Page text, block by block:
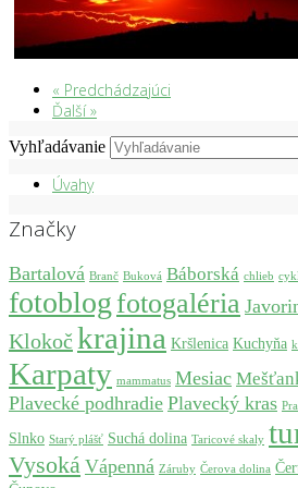
« Predchádzajúci
Ďalší »
Vyhľadávanie
Úvahy
Značky
Bartalová Branč Buková Báborská chlieb
fotoblog fotogaléria
Klokoč krajina Kršlenica Kuchyňa
Karpaty mammatus Mesiac
Plavecké podhradie Plavecký kras
Slnko Starý plášť Suchá dolina Taricové skaly
Vysoká Vápenná Záruby Čerova dolina